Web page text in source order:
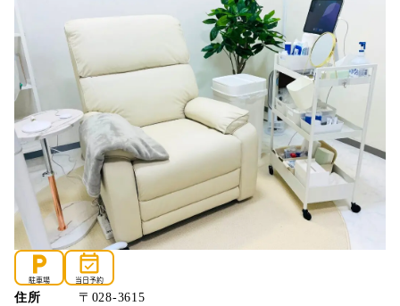
local_parking
駐車場
event_available
当日予約
住所
〒028-3615